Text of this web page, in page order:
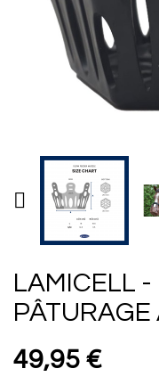

LAMICELL -
49,95 €